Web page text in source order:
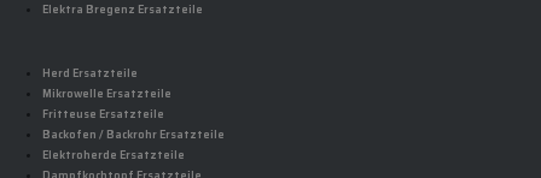
Elektra Bregenz Ersatzteile
Herd Ersatzteile
Mikrowelle Ersatzteile
Fritteuse Ersatzteile
Backofen / Backrohr Ersatzteile
Elektroherde Ersatzteile